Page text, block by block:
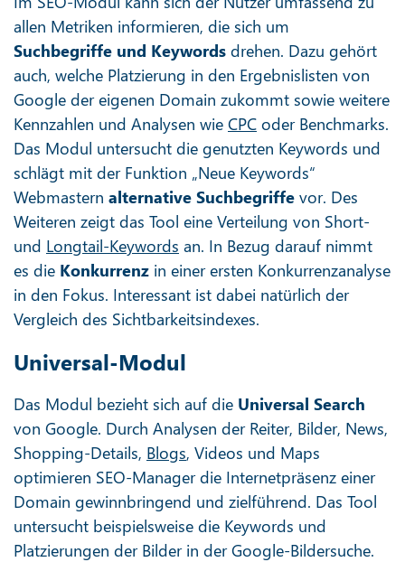
allen Metriken informieren, die sich um
Suchbegriffe und Keywords drehen. Dazu gehört
auch, welche Platzierung in den Ergebnislisten von
Google der eigenen Domain zukommt sowie weitere
Kennzahlen und Analysen wie CPC oder Benchmarks.
Das Modul untersucht die genutzten Keywords und
schlägt mit der Funktion „Neue Keywords“
Webmastern alternative Suchbegriffe vor. Des
Weiteren zeigt das Tool eine Verteilung von Short-
und Longtail-Keywords an. In Bezug darauf nimmt
es die Konkurrenz in einer ersten Konkurrenzanalyse
in den Fokus. Interessant ist dabei natürlich der
Vergleich des Sichtbarkeitsindexes.
Universal-Modul
Das Modul bezieht sich auf die Universal Search
von Google. Durch Analysen der Reiter, Bilder, News,
Shopping-Details, Blogs, Videos und Maps
optimieren SEO-Manager die Internetpräsenz einer
Domain gewinnbringend und zielführend. Das Tool
untersucht beispielsweise die Keywords und
Platzierungen der Bilder in der Google-Bildersuche.